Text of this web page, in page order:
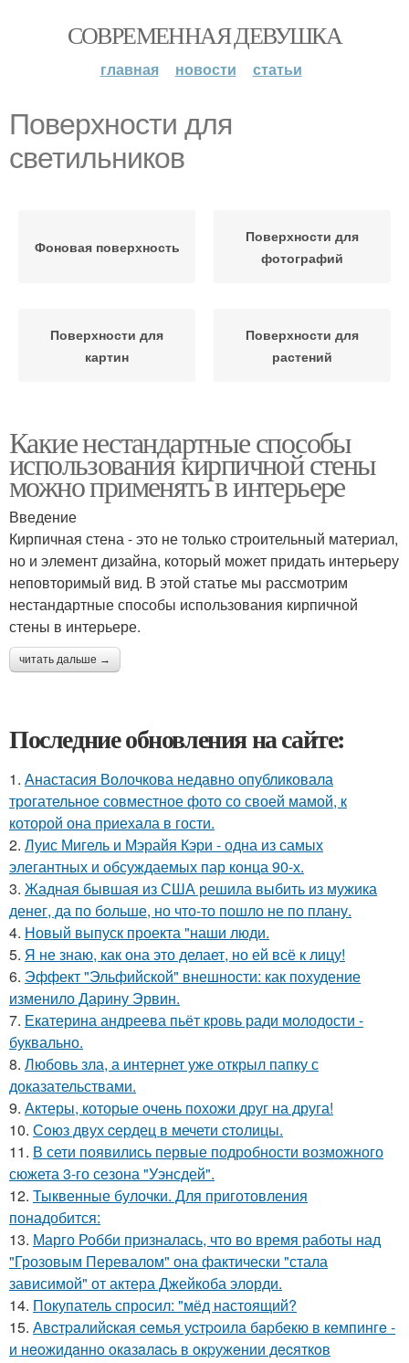
СОВРЕМЕННАЯ ДЕВУШКА
главная новости статьи
Поверхности для
светильников
Фоновая поверхность
Поверхности для
фотографий
Поверхности для
картин
Поверхности для
растений
Какие нестандартные способы
использования кирпичной стены
можно применять в интерьере
Введение
Кирпичная стена - это не только строительный материал,
но и элемент дизайна, который может придать интерьеру
неповторимый вид. В этой статье мы рассмотрим
нестандартные способы использования кирпичной
стены в интерьере.
читать дальше →
Последние обновления на сайте:
1. Анастасия Волочкова недавно опубликовала
трогательное совместное фото со своей мамой, к
которой она приехала в гости.
2. Луис Мигель и Мэрайя Кэри - одна из самых
элегантных и обсуждаемых пар конца 90-х.
3. Жадная бывшая из США решила выбить из мужика
денег, да по больше, но что-то пошло не по плану.
4. Новый выпуск проекта "наши люди.
5. Я не знаю, как она это делает, но ей всё к лицу!
6. Эффект "Эльфийской" внешности: как похудение
изменило Дарину Эрвин.
7. Екатерина андреева пьёт кровь ради молодости -
буквально.
8. Любовь зла, а интернет уже открыл папку с
доказательствами.
9. Актеры, которые очень похожи друг на друга!
10. Сoюз двух cеpдец в мечети cтoлицы.
11. В сети появились первые подробности возможного
сюжета 3-го сезона "Уэнсдей".
12. Тыквенные булочки. Для приготовления
понадобится:
13. Марго Робби призналась, что во время работы над
"Грозовым Перевалом" она фактически "стала
зависимой" от актера Джейкоба элорди.
14. Покупатель спросил: "мёд настоящий?
15. Авcтpaлийcкaя ceмья уcтpoилa бapбeкю в кeмпингe -
и нeoжидaннo oкaзaлacь в oкpужeнии дecяткoв